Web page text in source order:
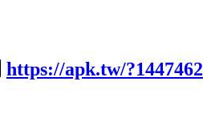
https://apk.tw/?1447462